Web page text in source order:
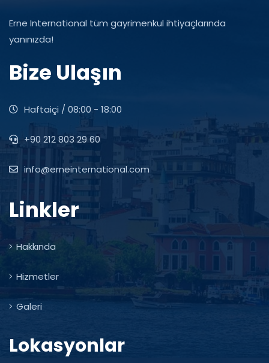
Erne International tüm gayrimenkul ihtiyaçlarında
yanınızda!
Bize Ulaşın
Haftaiçi / 08:00 - 18:00
+90 212 803 29 60
info@erneinternational.com
Linkler
Hakkında
Hizmetler
Galeri
Lokasyonlar